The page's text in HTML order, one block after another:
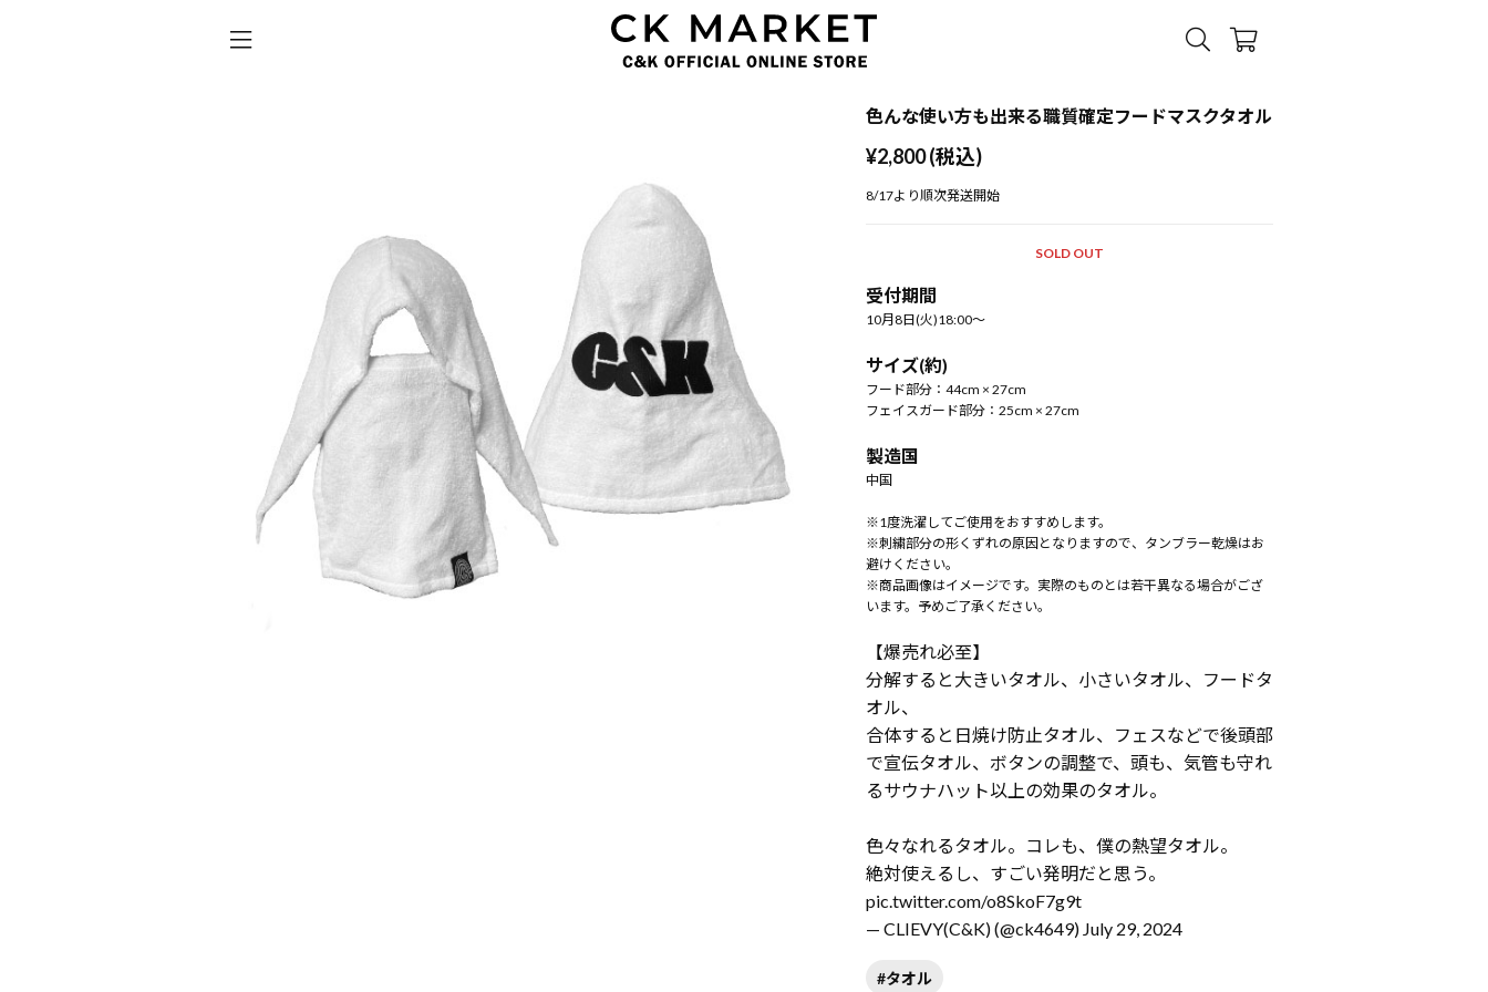
色んな使い方も出来る職質確定フードマスクタオル
¥2,800 (税込)
8/17より順次発送開始
SOLD OUT
受付期間
10月8日(火)18:00～
サイズ(約)
フード部分：44cm × 27cm
フェイスガード部分：25cm × 27cm
製造国
中国
※1度洗濯してご使用をおすすめします。
※刺繍部分の形くずれの原因となりますので、タンブラー乾燥はお
避けください。
※商品画像はイメージです。実際のものとは若干異なる場合がござ
います。予めご了承ください。
【爆売れ必至】
分解すると大きいタオル、小さいタオル、フードタ
オル、
合体すると日焼け防止タオル、フェスなどで後頭部
で宣伝タオル、ボタンの調整で、頭も、気管も守れ
るサウナハット以上の効果のタオル。
色々なれるタオル。コレも、僕の熱望タオル。
絶対使えるし、すごい発明だと思う。
pic.twitter.com/o8SkoF7g9t
— CLIEVY(C&K) (@ck4649) July 29, 2024
#タオル